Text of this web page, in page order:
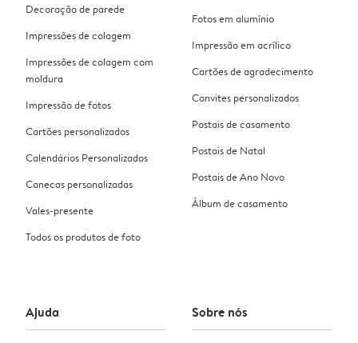
Decoração de parede
Impressões de colagem
Impressões de colagem com
moldura
Impressão de fotos
Cartões personalizados
Calendários Personalizados
Canecas personalizadas
Vales-presente
Todos os produtos de foto
Fotos em alumínio
Impressão em acrílico
Cartões de agradecimento
Convites personalizados
Postais de casamento
Postais de Natal
Postais de Ano Novo
Álbum de casamento
Ajuda Sobre nós